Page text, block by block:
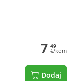
7 49
€/kom
Dodaj